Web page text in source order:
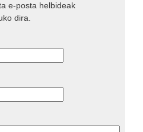
e-posta helbideak
dira.